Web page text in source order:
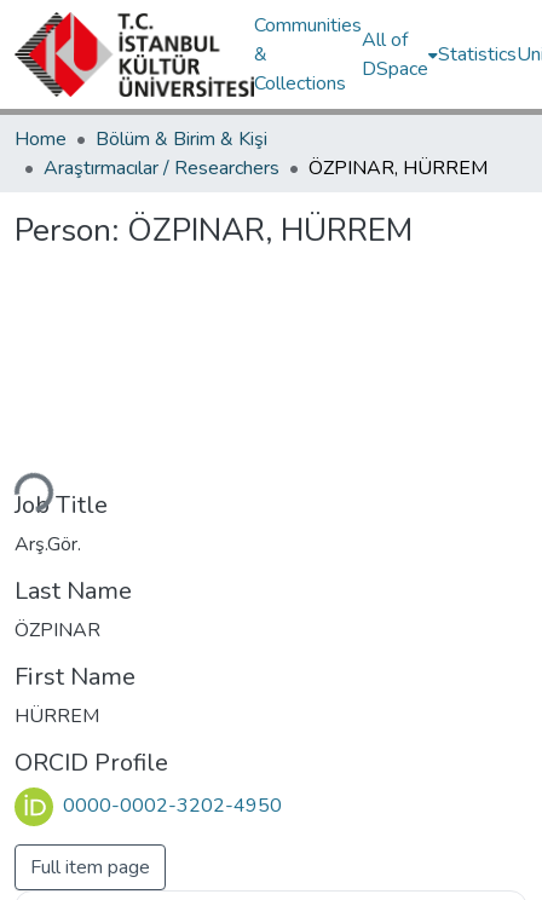
Communities
&
Collections
All of
DSpace
Statistics
Home
Bölüm & Birim & Kişi
Araştırmacılar / Researchers
ÖZPINAR, HÜRREM
Person: ÖZPINAR, HÜRREM
Loading...
Job Title
Arş.Gör.
Last Name
ÖZPINAR
First Name
HÜRREM
ORCID Profile
0000-0002-3202-4950
Full item page